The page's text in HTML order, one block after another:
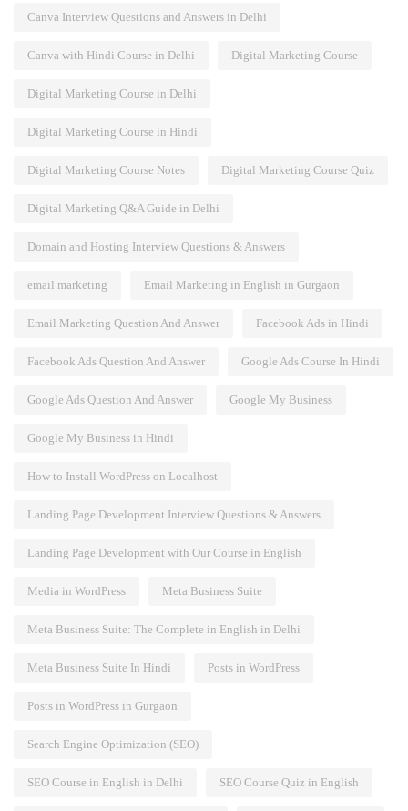
Canva Interview Questions and Answers in Delhi
Canva with Hindi Course in Delhi Digital Marketing Course
Digital Marketing Course in Delhi
Digital Marketing Course in Hindi
Digital Marketing Course Notes Digital Marketing Course Quiz
Digital Marketing Q&A Guide in Delhi
Domain and Hosting Interview Questions & Answers
email marketing Email Marketing in English in Gurgaon
Email Marketing Question And Answer Facebook Ads in Hindi
Facebook Ads Question And Answer Google Ads Course In Hindi
Google Ads Question And Answer Google My Business
Google My Business in Hindi
How to Install WordPress on Localhost
Landing Page Development Interview Questions & Answers
Landing Page Development with Our Course in English
Media in WordPress Meta Business Suite
Meta Business Suite: The Complete in English in Delhi
Meta Business Suite In Hindi Posts in WordPress
Posts in WordPress in Gurgaon
Search Engine Optimization (SEO)
SEO Course in English in Delhi SEO Course Quiz in English